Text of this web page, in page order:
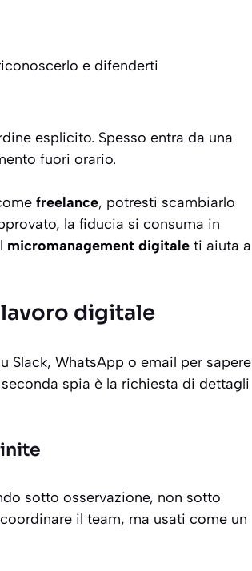
e difenderti
esplicito. Spesso entra da una
fuori orario.
freelance, potresti scambiarlo
la fiducia si consuma in
micromanagement digitale ti aiuta a
digitale
Slack, WhatsApp o email per sapere
spia è la richiesta di dettagli
sotto osservazione, non sotto
il team, ma usati come un